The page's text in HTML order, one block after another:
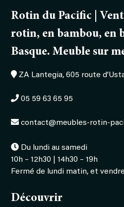
Rotin du Pacific |
rotin, en bambou, en
Basque. Meuble sur
ZA Lantegia, 605 route
05 59 63 65 95
contact@meubles-rotin-
Du lundi au samedi
10h – 12h30 | 14h30 – 19h
Fermé de lundi matin, et
Découvrir